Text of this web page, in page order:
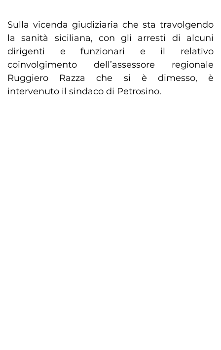
Sulla vicenda giudiziaria che sta travolgendo
la sanità siciliana, con gli arresti di alcuni
dirigenti e funzionari e il relativo
coinvolgimento dell’assessore regionale
Ruggiero Razza che si è dimesso, è
intervenuto il sindaco di Petrosino.